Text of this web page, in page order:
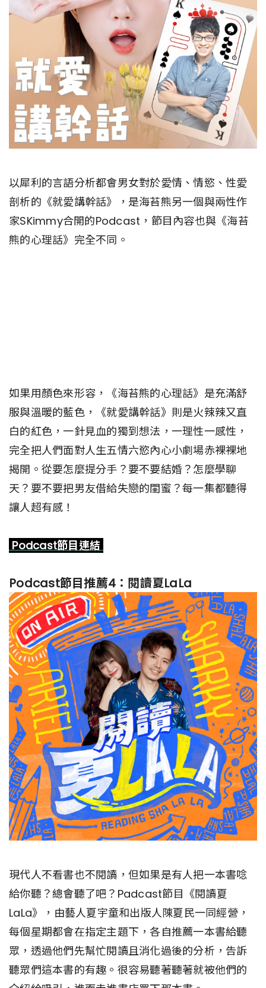
以犀利的言語分析都會男女對於愛情、情慾、性愛
剖析的《就愛講幹話》，是海苔熊另一個與兩性作
家SKimmy合開的Podcast，節目內容也與《海苔
熊的心理話》完全不同。
如果用顏色來形容，《海苔熊的心理話》是充滿舒
服與溫暖的藍色，《就愛講幹話》則是火辣辣又直
白的紅色，一針見血的獨到想法，一理性一感性，
完全把人們面對人生五情六慾內心小劇場赤裸裸地
揭開。從要怎麼提分手？要不要結婚？怎麼學聊
天？要不要把男友借給失戀的閨蜜？每一集都聽得
讓人超有感！
Podcast節目連結
Podcast節目推薦4：閱讀夏LaLa
現代人不看書也不閱讀，但如果是有人把一本書唸
給你聽？總會聽了吧？Padcast節目《閱讀夏
LaLa》，由藝人夏宇童和出版人陳夏民一同經營，
每個星期都會在指定主題下，各自推薦一本書給聽
眾，透過他們先幫忙閱讀且消化過後的分析，告訴
聽眾們這本書的有趣。很容易聽著聽著就被他們的